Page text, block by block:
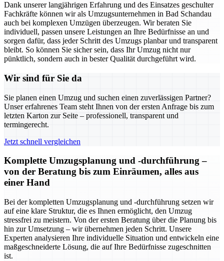
Dank unserer langjährigen Erfahrung und des Einsatzes geschulter
Fachkräfte können wir als Umzugsunternehmen in Bad Schandau
auch bei komplexen Umzügen überzeugen. Wir beraten Sie
individuell, passen unsere Leistungen an Ihre Bedürfnisse an und
sorgen dafür, dass jeder Schritt des Umzugs planbar und transparent
bleibt. So können Sie sicher sein, dass Ihr Umzug nicht nur
pünktlich, sondern auch in bester Qualität durchgeführt wird.
Wir sind für Sie da
Sie planen einen Umzug und suchen einen zuverlässigen Partner?
Unser erfahrenes Team steht Ihnen von der ersten Anfrage bis zum
letzten Karton zur Seite – professionell, transparent und
termingerecht.
Jetzt schnell vergleichen
Komplette Umzugsplanung und -durchführung –
von der Beratung bis zum Einräumen, alles aus
einer Hand
Bei der kompletten Umzugsplanung und -durchführung setzen wir
auf eine klare Struktur, die es Ihnen ermöglicht, den Umzug
stressfrei zu meistern. Von der ersten Beratung über die Planung bis
hin zur Umsetzung – wir übernehmen jeden Schritt. Unsere
Experten analysieren Ihre individuelle Situation und entwickeln eine
maßgeschneiderte Lösung, die auf Ihre Bedürfnisse zugeschnitten
ist.